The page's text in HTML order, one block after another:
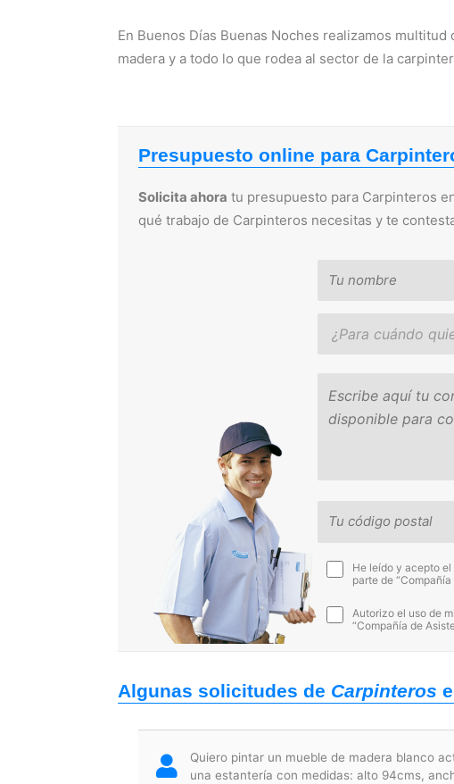
En Buenos Días Buenas Noches realizamos
madera y a todo lo que rodea al sector de la
Presupuesto online para
Solicita ahora tu presupuesto para Carpinteros
qué trabajo de Carpinteros necesitas y te
He leído y acepto el
parte de
Autorizo el uso de
“Compañía de
Algunas solicitudes de Carpinteros
Quiero pintar un mueble de madera blanco
una estantería con medidas: alto 94cms,